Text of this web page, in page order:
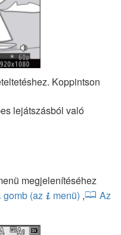
Koppintson
lejátszásból való
megjelenítéséhez
gomb (az i menü) , Az